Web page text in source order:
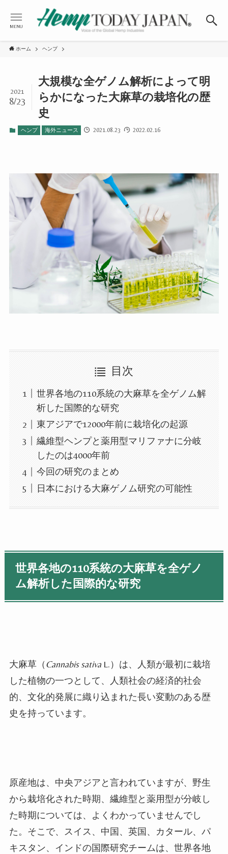
MENU
ホーム ヘンプ
大規模な全ゲノム解析によって明
らかになった大麻草の栽培化の歴
史
2021
8/23
ヘンプ 海外ニュース 2021.08.23 2022.02.16
目次
世界各地の110系統の大麻草を全ゲノム解
析した国際的な研究
東アジアで12000年前に栽培化の起源
繊維型ヘンプと薬用型マリファナに分岐
したのは4000年前
今回の研究のまとめ
日本における大麻ゲノム研究の可能性
世界各地の110系統の大麻草を全ゲノ
ム解析した国際的な研究
大麻草（Cannabis sativaL.）は、人類が最初に栽培
した植物の一つとして、人類社会の経済的社会
的、文化的発展に織り込まれた長い変動のある歴
史を持っています。
原産地は、中央アジアと言われていますが、野生
から栽培化された時期、繊維型と薬用型が分岐し
た時期については、よくわかっていませんでし
た。そこで、スイス、中国、英国、カタール、パ
キスタン、インドの国際研究チームは、世界各地